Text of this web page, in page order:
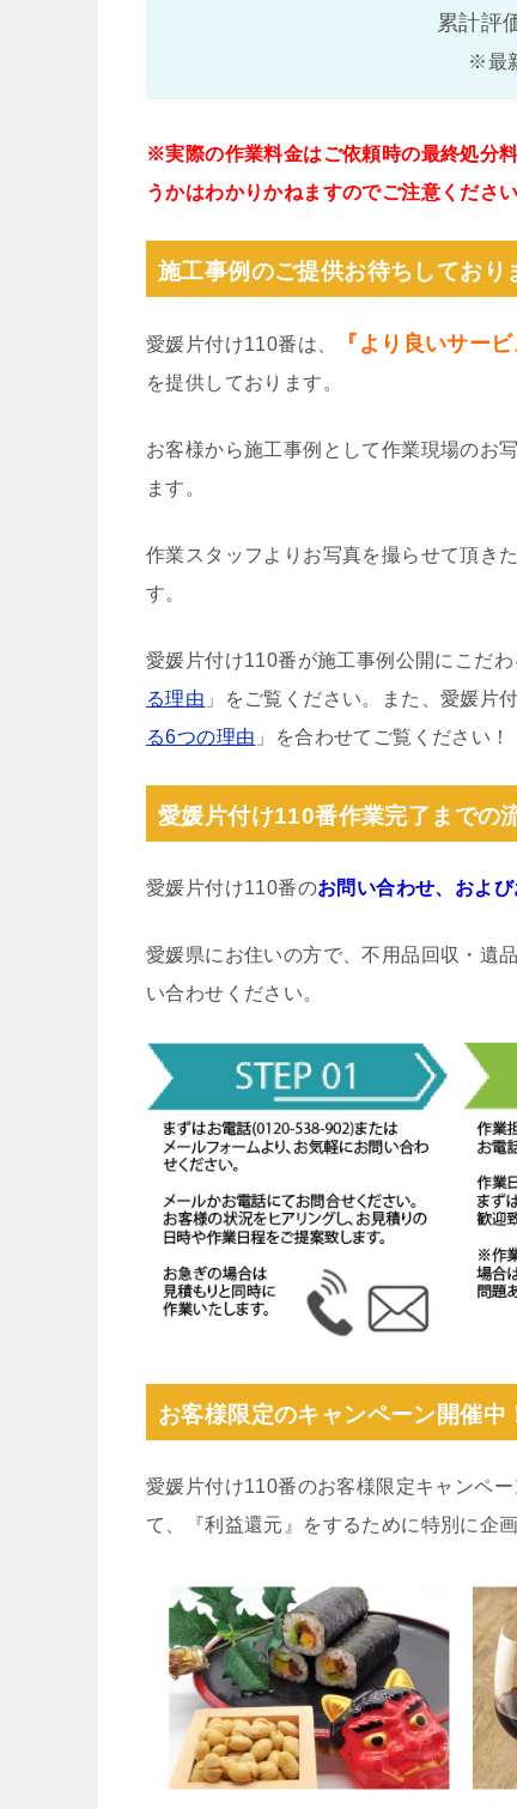
累計評
※最
※実際の作業料金はご依頼時の最終処分
うかはわかりかねますのでご注意ください
施工事例のご提供お待ちしており
愛媛片付け110番は、 『より良いサー
を提供しております。
お客様から施工事例として作業現場のお
ます。
作業スタッフよりお写真を撮らせて頂き
す。
愛媛片付け110番が施工事例公開にこだわ
る理由 」をご覧ください。また、愛媛片
る6つの理由 」を合わせてご覧ください！
愛媛片付け110番作業完了までの
愛媛片付け110番のお問い合わせ、およ
愛媛県にお住いの方で、不用品回収・遺
い合わせください。
お客様限定のキャンペーン開催中
愛媛片付け110番のお客様限定キャンペ
て、『利益還元』をするために特別に企